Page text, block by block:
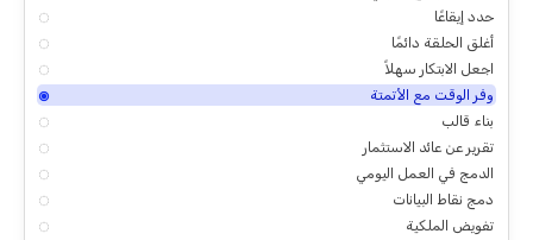
حدد إيقاعًا
أغلق الحلقة دائمًا
اجعل الابتكار سهلاً
وفر الوقت مع الأتمتة
بناء قالب
تقرير عن عائد الاستثمار
الدمج في العمل اليومي
دمج نقاط البيانات
تفويض الملكية